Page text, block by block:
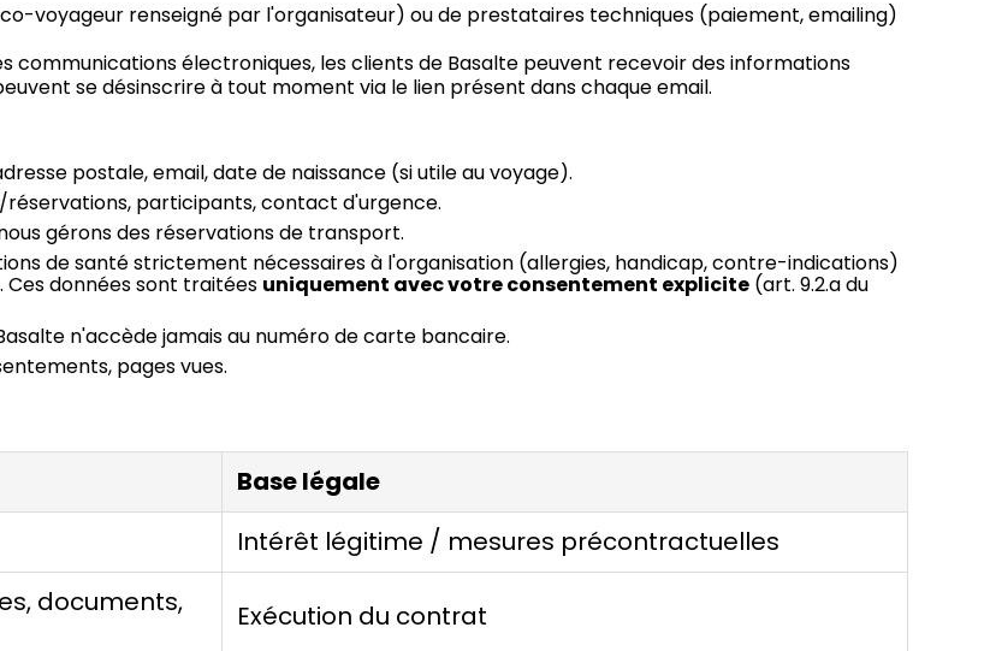
co-voyageur renseigné par l'organisateur) ou de prestataires techniques (paiement, emailing)
communications électroniques, les clients de Basalte peuvent recevoir des informations
se désinscrire à tout moment via le lien présent dans chaque email.
postale, email, date de naissance (si utile au voyage).
participants, contact d'urgence.
gérons des réservations de transport.
de santé strictement nécessaires à l'organisation (allergies, handicap, contre-indications)
données sont traitées uniquement avec votre consentement explicite (art. 9.2.a du
n'accède jamais au numéro de carte bancaire.
pages vues.
Base légale
Intérêt légitime / mesures précontractuelles
documents,
Exécution du contrat